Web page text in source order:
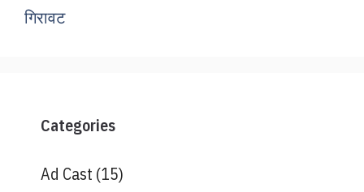
गिरावट
Categories
Ad Cast (15)